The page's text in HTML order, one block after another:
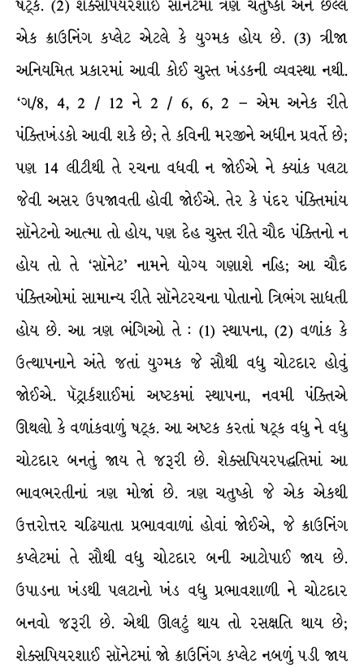
ષટ્ક. (2) શેક્સપિયરશાઈ સૉનેટમાં ત્રણ ચતુષ્કો અને છેલ્લે
એક ક્રાઉનિંગ કપ્લેટ એટલે કે યુગ્મક હોય છે. (3) ત્રીજા
અનિયમિત પ્રકારમાં આવી કોઈ ચુસ્ત ખંડકની વ્યવસ્થા નથી.
‘ગ/8, 4, 2 / 12 ને 2 / 6, 6, 2 – એમ અનેક રીતે
પંક્તિખંડકો આવી શકે છે; તે કવિની મરજીને અધીન પ્રવર્તે છે;
પણ 14 લીટીથી તે રચના વધવી ન જોઈએ ને ક્યાંક પલટા
જેવી અસર ઉપજાવતી હોવી જોઈએ. તેર કે પંદર પંક્તિમાંય
સૉનેટનો આત્મા તો હોય, પણ દેહ ચુસ્ત રીતે ચૌદ પંક્તિનો ન
હોય તો તે ‘સૉનેટ’ નામને યોગ્ય ગણાશે નહિ; આ ચૌદ
પંક્તિઓમાં સામાન્ય રીતે સૉનેટરચના પોતાનો ત્રિભંગ સાધતી
હોય છે. આ ત્રણ ભંગિઓ તે : (1) સ્થાપના, (2) વળાંક કે
ઉત્થાપનાને અંતે જતાં યુગ્મક જે સૌથી વધુ ચોટદાર હોવું
જોઈએ. પૅટ્રાર્કશાઈમાં અષ્ટકમાં સ્થાપના, નવમી પંક્તિએ
ઊથલો કે વળાંકવાળું ષટ્ક. આ અષ્ટક કરતાં ષટ્ક વધુ ને વધુ
ચોટદાર બનતું જાય તે જરૂરી છે. શેક્સપિયરપદ્ધતિમાં આ
ભાવભરતીનાં ત્રણ મોજાં છે. ત્રણ ચતુષ્કો જે એક એકથી
ઉત્તરોત્તર ચઢિયાતા પ્રભાવવાળાં હોવાં જોઈએ, જે ક્રાઉનિંગ
કપ્લેટમાં તે સૌથી વધુ ચોટદાર બની આટોપાઈ જાય છે.
ઉપાડના ખંડથી પલટાનો ખંડ વધુ પ્રભાવશાળી ને ચોટદાર
બનવો જરૂરી છે. એથી ઊલટું થાય તો રસક્ષતિ થાય છે;
શેક્સપિયરશાઈ સૉનેટમાં જો ક્રાઉનિંગ કપ્લેટ નબળું પડી જાય